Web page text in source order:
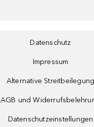
Datenschutz
Impressum
Alternative Streitbeilegung
AGB und
Datenschutzeinstellungen